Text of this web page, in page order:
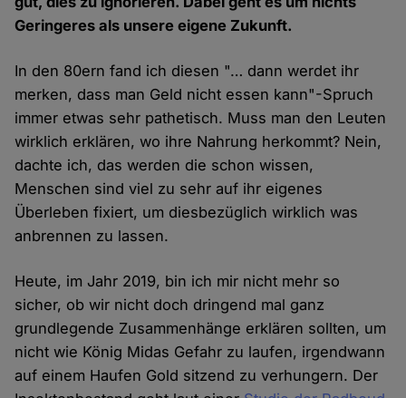
Geringeres als unsere eigene Zukunft.
In den 80ern fand ich diesen "… dann werdet ihr
merken, dass man Geld nicht essen kann"-Spruch
immer etwas sehr pathetisch. Muss man den Leuten
wirklich erklären, wo ihre Nahrung herkommt? Nein,
dachte ich, das werden die schon wissen,
Menschen sind viel zu sehr auf ihr eigenes
Überleben fixiert, um diesbezüglich wirklich was
anbrennen zu lassen.
Heute, im Jahr 2019, bin ich mir nicht mehr so
sicher, ob wir nicht doch dringend mal ganz
grundlegende Zusammenhänge erklären sollten, um
nicht wie König Midas Gefahr zu laufen, irgendwann
auf einem Haufen Gold sitzend zu verhungern. Der